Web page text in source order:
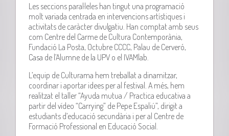
Les seccions paral·leles han tingut una programació
molt variada centrada en intervencions artístiques i
activitats de caràcter divulgatiu. Han comptat amb seus
com Centre del Carme de Cultura Contemporània,
Fundació La Posta, Octubre CCCC, Palau de Cerveró,
Casa de l’Alumne de la UPV o el IVAMlab
L’equip de Culturama hem treballat a dinamitzar,
coordinar i aportar idees per al festival. A més, hem
realitzat el taller “Ayuda mutua / Practica educativa a
partir del vídeo “Carrying” de Pepe Espaliú”, dirigit a
estudiants d’educació secundària i per al Centre de
Formació Professional en Educació Social.